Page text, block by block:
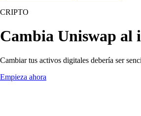
CRIPTO
Cambia Uniswap al
Cambiar tus activos digitales debería ser
Empieza ahora